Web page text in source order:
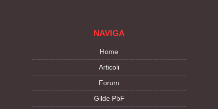
NAVIGA
Home
Articoli
Forum
Gilde PbF